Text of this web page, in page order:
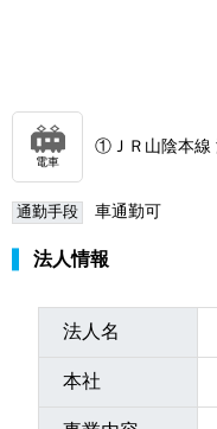
電車
①ＪＲ山陰本線
通勤手段 車通勤可
法人情報
法人名
本社